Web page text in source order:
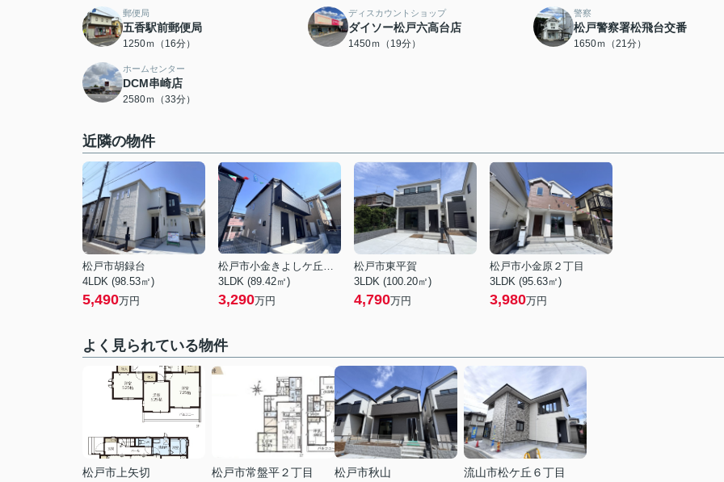
郵便局
五香駅前郵便局
1250ｍ（16分）
ディスカウントショップ
ダイソー松戸六高台店
1450ｍ（19分）
警察
松戸警察署松飛台交番
1650ｍ（21分）
ホームセンター
DCM串崎店
2580ｍ（33分）
近隣の物件
松戸市胡録台
4LDK (98.53㎡)
5,490万円
松戸市小金きよしケ丘４丁目
3LDK (89.42㎡)
3,290万円
松戸市東平賀
3LDK (100.20㎡)
4,790万円
松戸市小金原２丁目
3LDK (95.63㎡)
3,980万円
よく見られている物件
松戸市上矢切
松戸市常盤平２丁目
松戸市秋山
流山市松ケ丘６丁目